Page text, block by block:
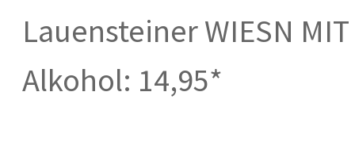
Lauensteiner WIESN
Alkohol: 14,95*